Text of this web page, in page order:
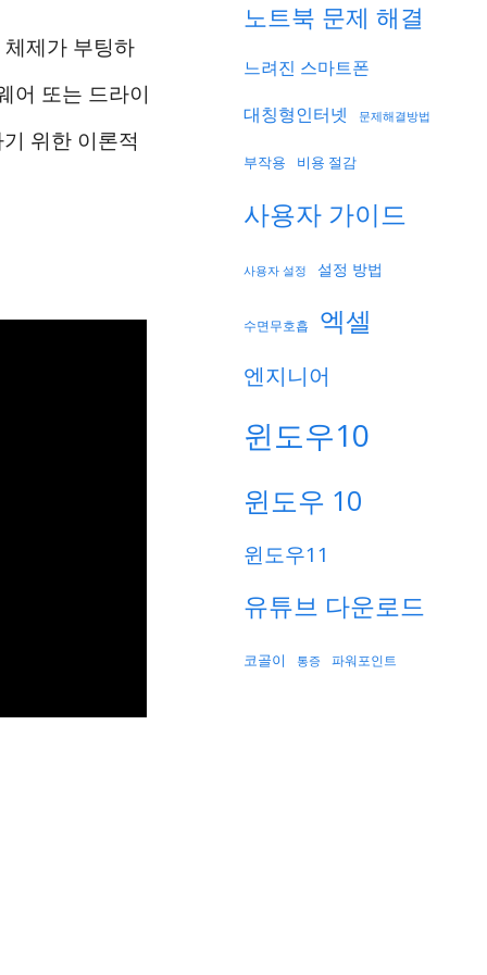
제가 부팅하
어 또는 드라이
위한 이론적
노트북 문제 해결
느려진 스마트폰
대칭형인터넷
문제해결방법
부작용 비용 절감
사용자 가이드
사용자 설정 설정 방법
수면무호흡 엑셀
엔지니어
윈도우10
윈도우 10
윈도우11
유튜브 다운로드
코골이 통증 파워포인트